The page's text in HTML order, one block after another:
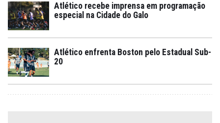
Atlético recebe imprensa em programação
especial na Cidade do Galo
Atlético enfrenta Boston pelo Estadual Sub-
20